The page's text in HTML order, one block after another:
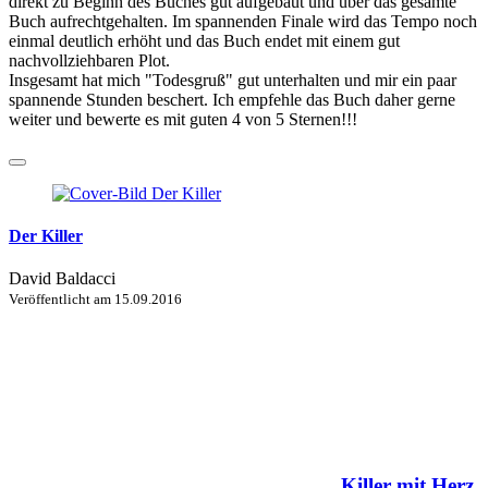
Buch aufrechtgehalten. Im spannenden Finale wird das Tempo noch
einmal deutlich erhöht und das Buch endet mit einem gut
nachvollziehbaren Plot.
Insgesamt hat mich "Todesgruß" gut unterhalten und mir ein paar
spannende Stunden beschert. Ich empfehle das Buch daher gerne
weiter und bewerte es mit guten 4 von 5 Sternen!!!
Der Killer
David Baldacci
Veröffentlicht am 15.09.2016